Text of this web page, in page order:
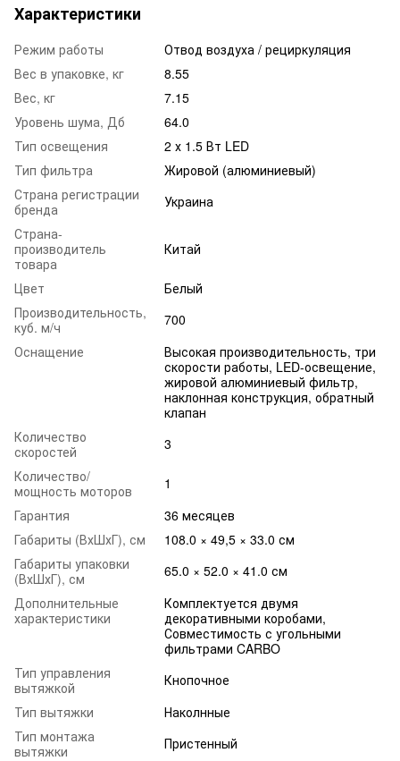
Характеристики
Режим работы
Отвод воздуха / рециркуляция
Вес в упаковке, кг
8.55
Вес, кг
7.15
Уровень шума, Дб
64.0
Тип освещения
2 х 1.5 Вт LED
Тип фильтра
Жировой (алюминиевый)
Страна регистрации
бренда
Украина
Страна-
производитель
товара
Китай
Цвет
Белый
Производительность,
куб. м/ч
700
Оснащение
Высокая производительность, три
скорости работы, LED-освещение,
жировой алюминиевый фильтр,
наклонная конструкция, обратный
клапан
Количество
скоростей
3
Количество/
мощность моторов
1
Гарантия
36 месяцев
Габариты (ВхШхГ), см
108.0 × 49,5 × 33.0 см
Габариты упаковки
(ВхШхГ), см
65.0 × 52.0 × 41.0 см
Дополнительные
характеристики
Комплектуется двумя
декоративными коробами,
Совместимость с угольными
фильтрами CARBO
Тип управления
вытяжкой
Кнопочное
Тип вытяжки
Наколнные
Тип монтажа
вытяжки
Пристенный